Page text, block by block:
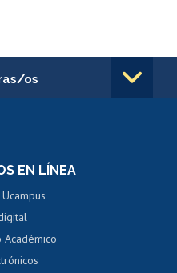
os
EN LÍNEA
Ucampus
Académico